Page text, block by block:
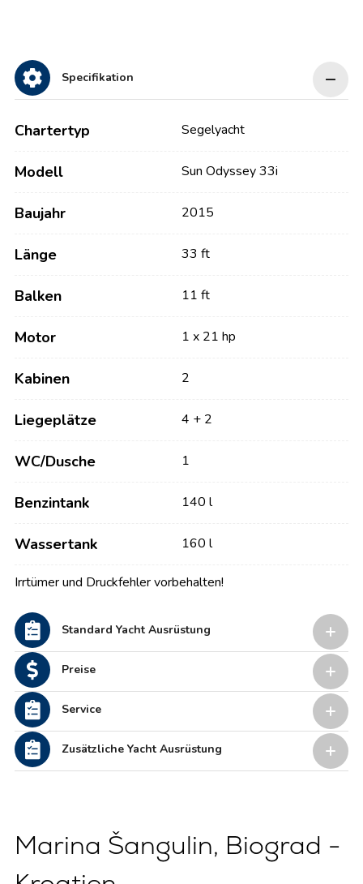
Specifikation
Chartertyp Segelyacht
Modell Sun Odyssey 33i
Baujahr 2015
Länge 33 ft
Balken 11 ft
Motor 1 x 21 hp
Kabinen 2
Liegeplätze 4 + 2
WC/Dusche 1
Benzintank 140 l
Wassertank 160 l
Irrtümer und Druckfehler vorbehalten!
Standard Yacht Ausrüstung
Preise
Service
Zusätzliche Yacht Ausrüstung
Marina Šangulin, Biograd -